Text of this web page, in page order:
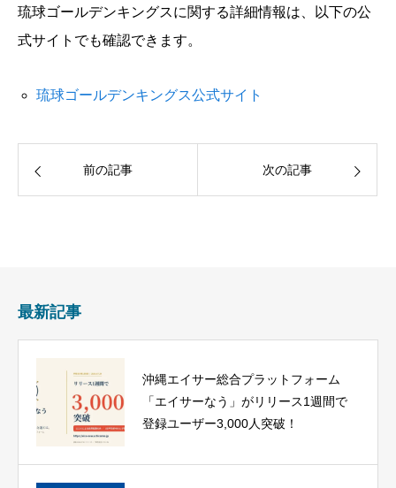
琉球ゴールデンキングスに関する詳細情報は、以下の公
式サイトでも確認できます。
琉球ゴールデンキングス公式サイト
前の記事 次の記事
最新記事
沖縄エイサー総合プラットフォーム
「エイサーなう」がリリース1週間で
登録ユーザー3,000人突破！